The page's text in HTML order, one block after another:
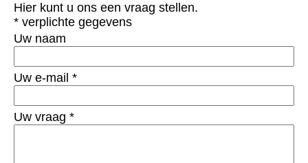
Hier kunt u ons een vraag stellen.
* verplichte gegevens
Uw naam
Uw e-mail *
Uw vraag *